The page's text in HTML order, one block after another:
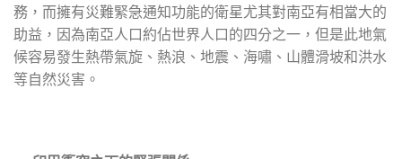
務，而擁有災難緊急通知功能的衛星尤其對南亞有相當大的
助益，因為南亞人口約佔世界人口的四分之一，但是此地氣
候容易發生熱帶氣旋、熱浪、地震、海嘯、山體滑坡和洪水
等自然災害。